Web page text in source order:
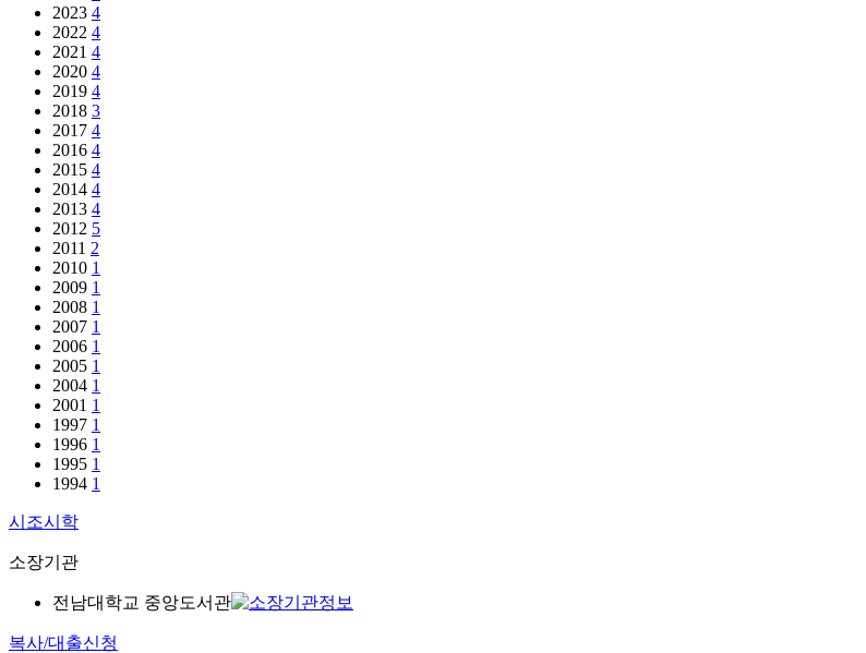
2023 4
2022 4
2021 4
2020 4
2019 4
2018 3
2017 4
2016 4
2015 4
2014 4
2013 4
2012 5
2011 2
2010 1
2009 1
2008 1
2007 1
2006 1
2005 1
2004 1
2001 1
1997 1
1996 1
1995 1
1994 1
시조시학
소장기관
전남대학교 중앙도서관
복사/대출신청